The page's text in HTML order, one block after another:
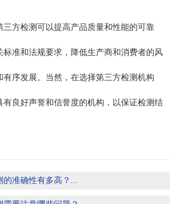
三方检测可以提高产品质量和性能的可靠
标准和法规要求，降低生产商和消费者的风
有序发展。当然，在选择第三方检测机构
有良好声誉和信誉度的机构，以保证检测结
准确性有多高？...